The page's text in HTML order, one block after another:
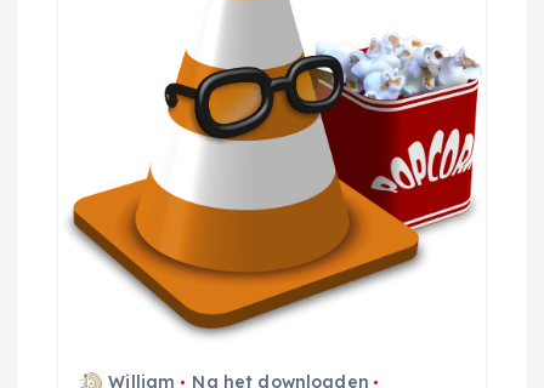
v
William Na het downloaden